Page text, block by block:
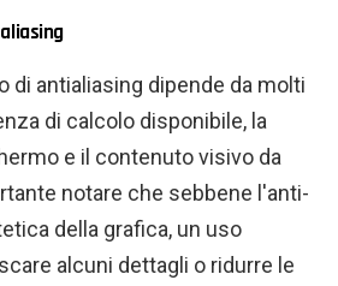
di antialiasing dipende da molti
di calcolo disponibile, la
e il contenuto visivo da
notare che sebbene l'anti-
della grafica, un uso
alcuni dettagli o ridurre le